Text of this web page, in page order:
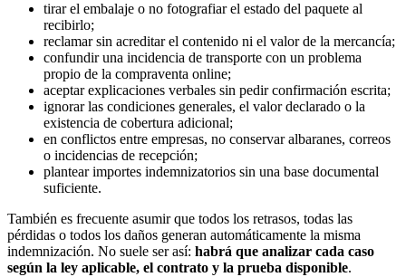
tirar el embalaje o no fotografiar el estado del paquete al
recibirlo;
reclamar sin acreditar el contenido ni el valor de la mercancía;
confundir una incidencia de transporte con un problema
propio de la compraventa online;
aceptar explicaciones verbales sin pedir confirmación escrita;
ignorar las condiciones generales, el valor declarado o la
existencia de cobertura adicional;
en conflictos entre empresas, no conservar albaranes, correos
o incidencias de recepción;
plantear importes indemnizatorios sin una base documental
suficiente.
También es frecuente asumir que todos los retrasos, todas las
pérdidas o todos los daños generan automáticamente la misma
indemnización. No suele ser así: habrá que analizar cada caso
según la ley aplicable, el contrato y la prueba disponible.